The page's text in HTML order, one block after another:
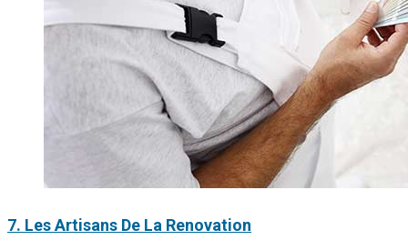
7. Les Artisans De La Renovation